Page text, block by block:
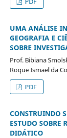
UMA ANÁLISE
GEOGRAFIA E
SOBRE
Prof. Bibiana
Roque Ismael da
PDF
CONSTRUINDO
ESTUDO SOBRE
DIDÁTICO